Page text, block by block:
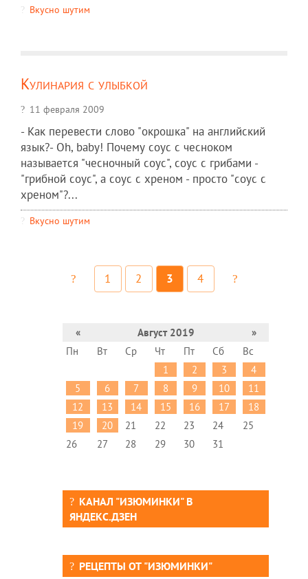
Вкусно шутим
Кулинария с улыбкой
11 февраля 2009
- Как перевести слово "окрошка" на английский
язык?- Oh, baby! Почему соус с чесноком
называется "чесночный соус", соус с грибами -
"грибной соус", а соус с хреном - просто "соус с
хреном"?...
Вкусно шутим
1 2 3 4
« Август 2019
»
Пн
Вт Ср Чт Пт Сб
Вс
1
2 3
4
5
6 7 8 9 10
11
12
13 14 15 16 17
18
19
20 21 22 23 24
25
26
27 28 29 30 31
КАНАЛ "ИЗЮМИНКИ" В
ЯНДЕКС.ДЗЕН
РЕЦЕПТЫ ОТ "ИЗЮМИНКИ"